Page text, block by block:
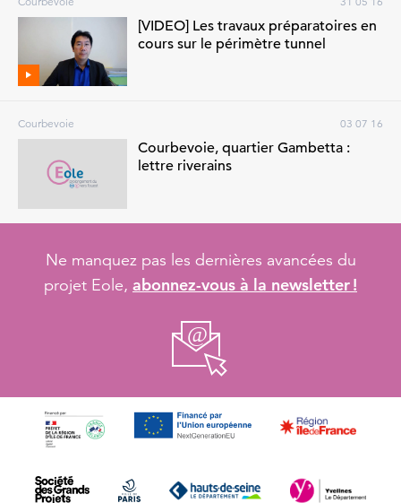
[VIDEO] Les travaux préparatoires en
cours sur le périmètre tunnel
Courbevoie 03 07 16
Courbevoie, quartier Gambetta :
lettre riverains
Ne manquez pas les dernières avancées du
projet Eole, abonnez-vous à la newsletter !